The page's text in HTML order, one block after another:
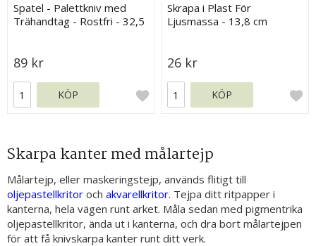
Spatel - Palettkniv med
Trähandtag - Rostfri - 32,5
89 kr
KÖP
Skrapa i Plast För
Ljusmassa - 13,8 cm
26 kr
KÖP
Skarpa kanter med målartejp
Målartejp, eller maskeringstejp, används flitigt till
oljepastellkritor och akvarellkritor. Tejpa ditt ritpapper i
kanterna, hela vägen runt arket. Måla sedan med pigmentrika
oljepastellkritor, ända ut i kanterna, och dra bort målartejpen
för att få knivskarpa kanter runt ditt verk.